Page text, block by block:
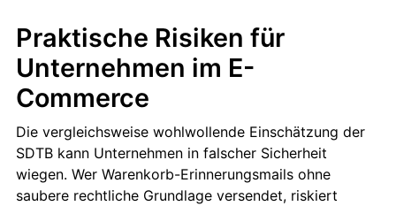
Praktische Risiken für
Unternehmen im E-
Commerce
Die vergleichsweise wohlwollende Einschätzung der
SDTB kann Unternehmen in falscher Sicherheit
wiegen. Wer Warenkorb-Erinnerungsmails ohne
saubere rechtliche Grundlage versendet, riskiert